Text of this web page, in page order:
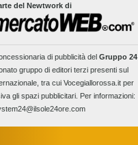
del Newtwork di
di pubblicità del Gruppo 24
gruppo di editori terzi presenti sul
tra cui Vocegiallorossa.it per
gli spazi pubblicitari. Per informazioni: